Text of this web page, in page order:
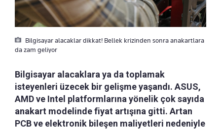
Bilgisayar alacaklar dikkat! Bellek krizinden sonra anakartlara
da zam geliyor
Bilgisayar alacaklara ya da toplamak
isteyenleri üzecek bir gelişme yaşandı. ASUS,
AMD ve Intel platformlarına yönelik çok sayıda
anakart modelinde fiyat artışına gitti. Artan
PCB ve elektronik bileşen maliyetleri nedeniyle